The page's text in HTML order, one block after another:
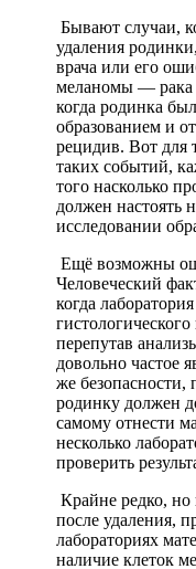
Бывают случаи,
удаления
врача или его
меланомы — рака
когда родинка
образованием и
рецидив. Вот для
таких событий,
того насколько
должен настоять
исследовании
Ещё возможны
Человеческий
когда
перепутав
довольно частое
же безопасности,
родинку должен
самому отнести
несколько
проверить
Крайне редко, но
после удаления,
лабораториях
наличие клеток